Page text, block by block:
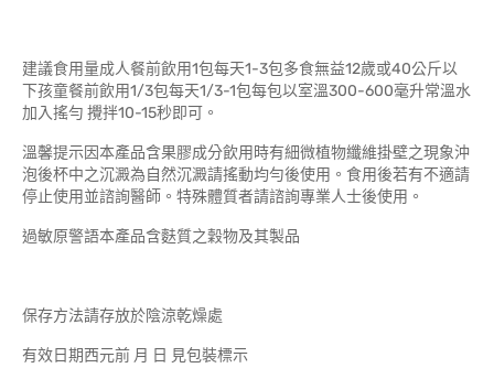
建議食用量成人餐前飲用1包每天1-3包多食無益12歲或40公斤以
下孩童餐前飲用1/3包每天1/3-1包每包以室溫300-600毫升常溫水
加入搖勻 攪拌10-15秒即可。
溫馨提示因本產品含果膠成分飲用時有細微植物纖維掛壁之現象沖
泡後杯中之沉澱為自然沉澱請搖動均勻後使用。食用後若有不適請
停止使用並諮詢醫師。特殊體質者請諮詢專業人士後使用。
過敏原警語本產品含麩質之穀物及其製品
保存方法請存放於陰涼乾燥處
有效日期西元前 月 日 見包裝標示